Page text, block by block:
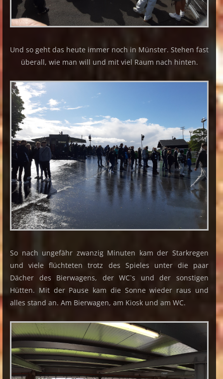
Und so geht das heute immer noch in Münster. Stehen fast
überall, wie man will und mit viel Raum nach hinten.
So nach ungefähr zwanzig Minuten kam der Starkregen
und viele flüchteten trotz des Spieles unter die paar
Dächer des Bierwagens, der WC`s und der sonstigen
Hütten. Mit der Pause kam die Sonne wieder raus und
alles stand an. Am Bierwagen, am Kiosk und am WC.